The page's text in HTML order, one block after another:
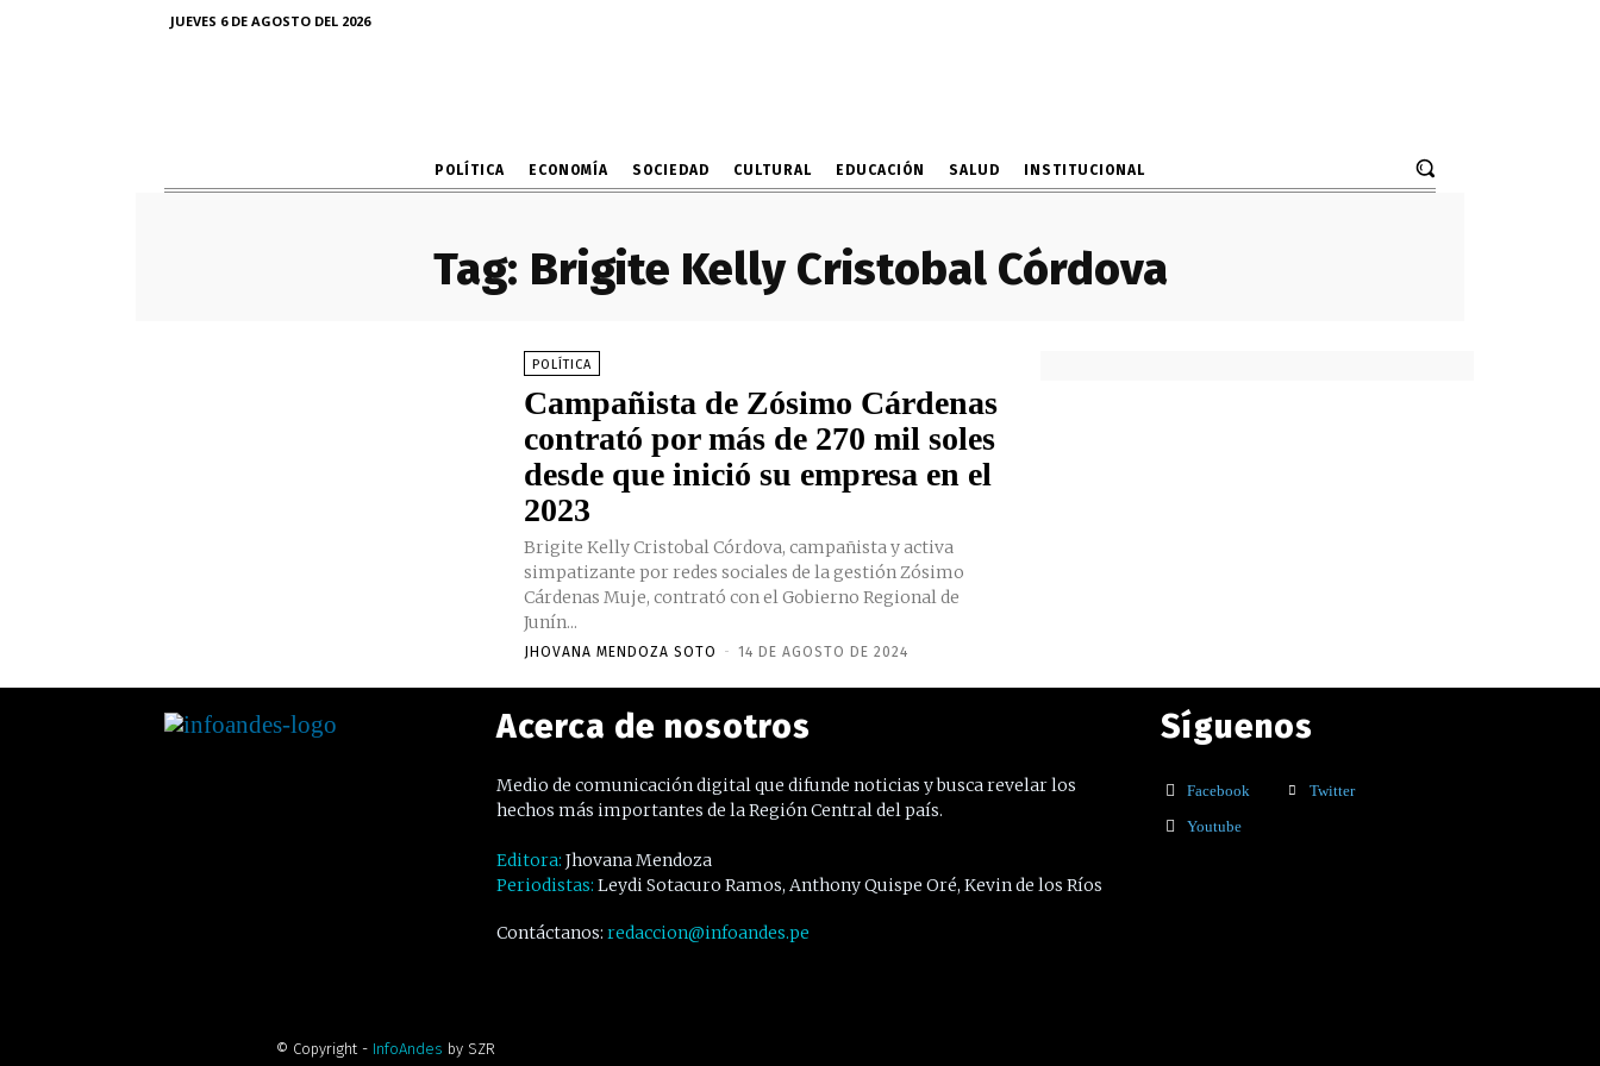
JUEVES 6 DE AGOSTO DEL 2026
POLÍTICA ECONOMÍA SOCIEDAD CULTURAL EDUCACIÓN SALUD INSTITUCIONAL
Tag: Brigite Kelly Cristobal Córdova
POLÍTICA
Campañista de Zósimo Cárdenas
contrató por más de 270 mil soles
desde que inició su empresa en el
2023
Brigite Kelly Cristobal Córdova, campañista y activa
simpatizante por redes sociales de la gestión Zósimo
Cárdenas Muje, contrató con el Gobierno Regional de
Junín...
JHOVANA MENDOZA SOTO - 14 DE AGOSTO DE 2024
Acerca de nosotros
Medio de comunicación digital que difunde noticias y busca revelar los
hechos más importantes de la Región Central del país.
Editora: Jhovana Mendoza
Periodistas: Leydi Sotacuro Ramos, Anthony Quispe Oré, Kevin de los Ríos
Contáctanos: redaccion@infoandes.pe
Síguenos
Facebook
Twitter
Youtube
© Copyright - InfoAndes by SZR